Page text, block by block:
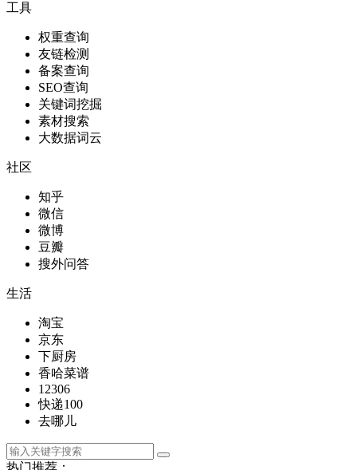
工具
权重查询
友链检测
备案查询
SEO查询
关键词挖掘
素材搜索
大数据词云
社区
知乎
微信
微博
豆瓣
搜外问答
生活
淘宝
京东
下厨房
香哈菜谱
12306
快递100
去哪儿